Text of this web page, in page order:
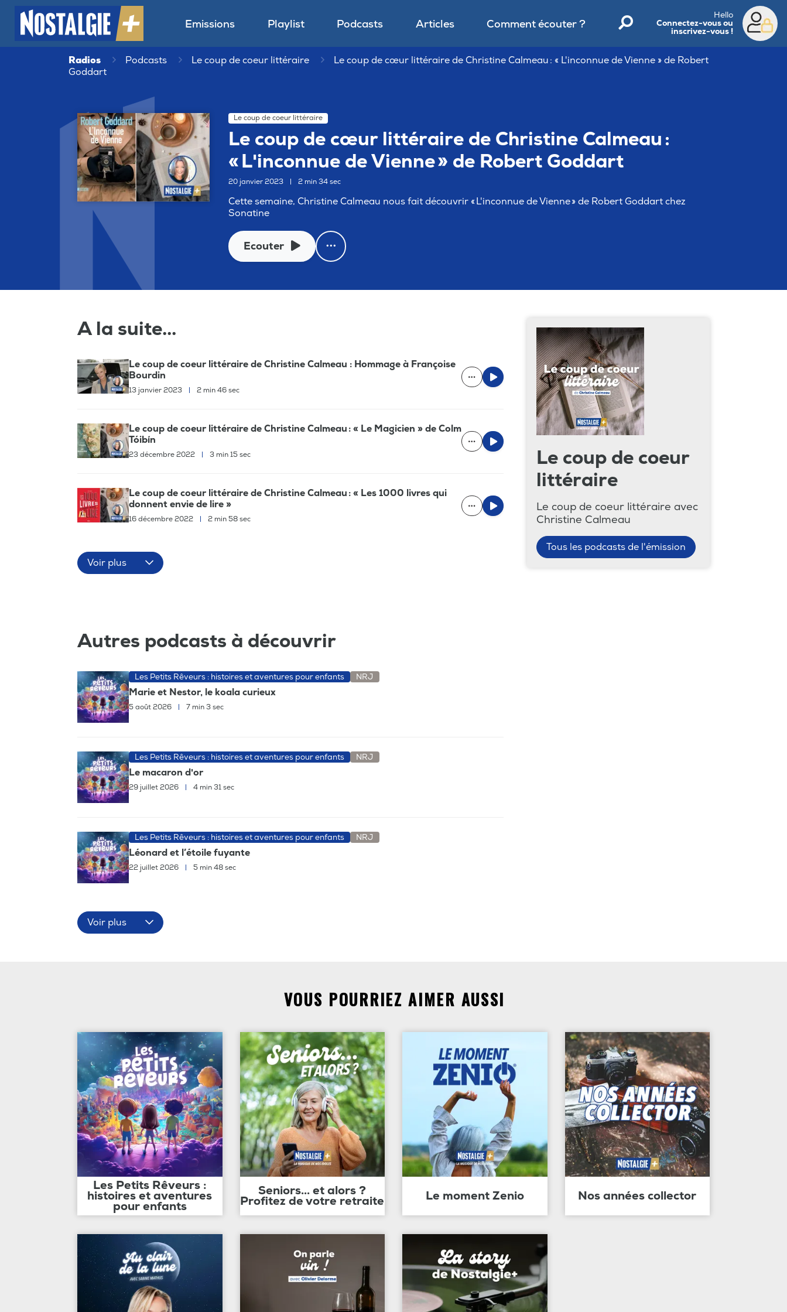
Emissions Playlist Podcasts Articles Comment écouter ?
Hello
Connectez-vous ou
inscrivez-vous !
Radios Podcasts Le coup de coeur littéraire
Le coup de cœur littéraire de Christine Calmeau : « L'inconnue de Vienne » de Robert
Goddart
Le coup de coeur littéraire
Le coup de cœur littéraire de Christine Calmeau :
« L'inconnue de Vienne » de Robert Goddart
20 janvier 2023 2 min 34 sec
Cette semaine, Christine Calmeau nous fait découvrir « L'inconnue de Vienne » de Robert Goddart chez
Sonatine
Ecouter
A la suite...
Le coup de coeur littéraire de Christine Calmeau : Hommage à Françoise
Bourdin
13 janvier 2023 | 2 min 46 sec
Le coup de coeur littéraire de Christine Calmeau : « Le Magicien » de Colm
Tóibín
23 décembre 2022 | 3 min 15 sec
Le coup de coeur littéraire de Christine Calmeau : « Les 1000 livres qui
donnent envie de lire »
16 décembre 2022 | 2 min 58 sec
Voir plus
Le coup de coeur
littéraire
Le coup de coeur littéraire avec
Christine Calmeau
Tous les podcasts de l'émission
Autres podcasts à découvrir
Les Petits Rêveurs : histoires et aventures pour enfants NRJ
Marie et Nestor, le koala curieux
5 août 2026 7 min 3 sec
Les Petits Rêveurs : histoires et aventures pour enfants NRJ
Le macaron d'or
29 juillet 2026 4 min 31 sec
Les Petits Rêveurs : histoires et aventures pour enfants NRJ
Léonard et l’étoile fuyante
22 juillet 2026 5 min 48 sec
Voir plus
VOUS POURRIEZ AIMER AUSSI
Les Petits Rêveurs :
histoires et aventures
pour enfants
Seniors... et alors ?
Profitez de votre retraite Le moment Zenio Nos années collector